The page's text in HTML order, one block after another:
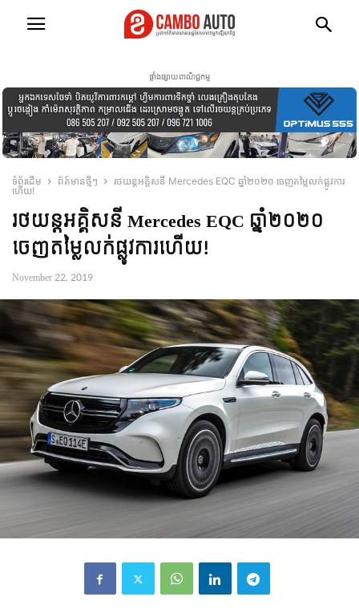
ផ្ទាំងផ្សាយពាណិជ្ជកម្ម
ទំព័រដើម ព័ត៍មានថ្មីៗ
រថយន្តអគ្គិសនី Mercedes EQC ឆ្នាំ២០២០ ចេញតម្លៃលក់ផ្លូវការ
ហើយ!
រថយន្តអគ្គិសនី Mercedes EQC ឆ្នាំ២០២០
ចេញតម្លៃលក់ផ្លូវការហើយ!
November 22, 2019